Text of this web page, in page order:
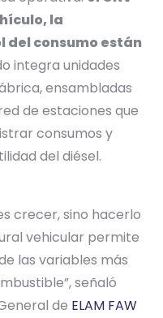
la
consumo están
integra unidades
ensambladas
de estaciones que
consumos y
del diésel.
crecer, sino hacerlo
vehicular permite
las variables más
señaló
de ELAM FAW